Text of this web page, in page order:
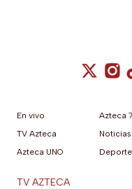
En vivo
TV Azteca
Azteca UNO
Azteca 7
Noticias
TV AZTECA